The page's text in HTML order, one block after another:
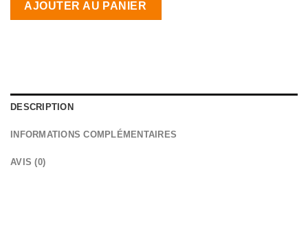
AJOUTER AU PANIER
DESCRIPTION
INFORMATIONS COMPLÉMENTAIRES
AVIS (0)